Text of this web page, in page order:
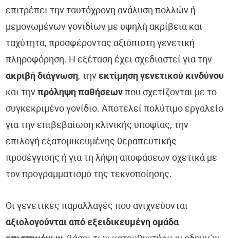
επιτρέπει την ταυτόχρονη ανάλυση πολλών ή
μεμονωμένων γονιδίων με υψηλή ακρίβεια και
ταχύτητα, προσφέροντας αξιόπιστη γενετική
πληροφόρηση. Η εξέταση έχει σχεδιαστεί για την
ακριβή διάγνωση, τηνεκτίμηση γενετικού κινδύνου
και τηνπρόληψη παθήσεων που σχετίζονται με το
συγκεκριμένο γονίδιο. Αποτελεί πολύτιμο εργαλείο
για την επιβεβαίωση κλινικής υποψίας, την
επιλογή εξατομικευμένης θεραπευτικής
προσέγγισης ή για τη λήψη αποφάσεων σχετικά με
τον προγραμματισμό της τεκνοποίησης.
Οι γενετικές παραλλαγές που ανιχνεύονται
αξιολογούνται από εξειδικευμένη ομάδα